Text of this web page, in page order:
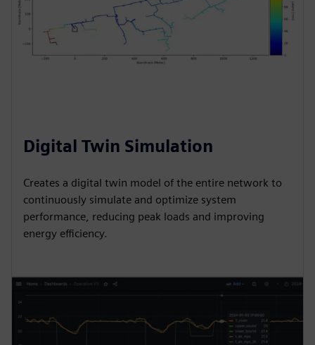
Digital Twin Simulation
Creates a digital twin model of the entire network to
continuously simulate and optimize system
performance, reducing peak loads and improving
energy efficiency.